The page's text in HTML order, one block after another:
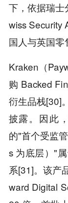
下，依据瑞
wiss Security
国人与英国零
Kraken（
购 Backed
衍生品栈[30]
披露。因此
的"首个受监
s 为底层）"
系[31]。该产
ward Digital